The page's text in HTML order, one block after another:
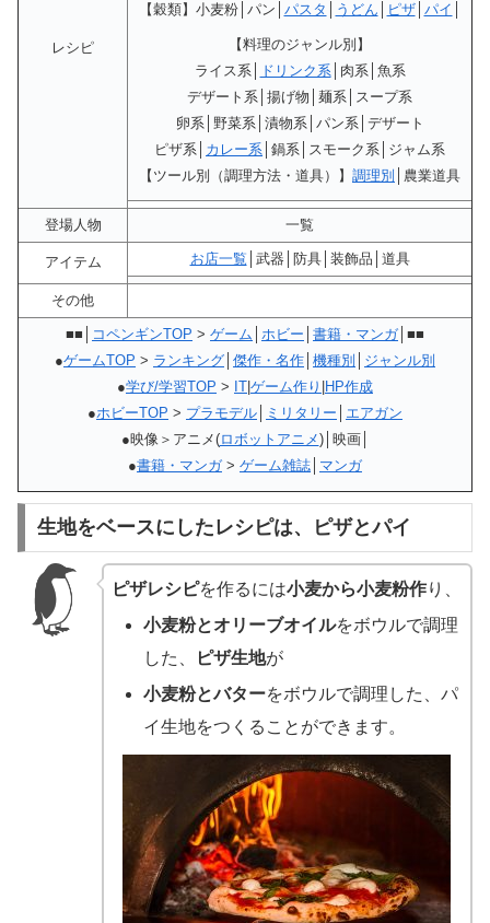
レシピ
【穀類】小麦粉│パン│ パスタ うどん ピザ│ パイ
【料理のジャンル別】
ライス系│
ドリンク系 │肉系│魚系
デザート系│揚げ物│麺系│スープ系
卵系│野菜系│漬物系│パン系│デザート
ピザ系│ カレー系 │鍋系│スモーク系│ジャム系
【ツール別（調理方法・道具）】 調理別 │農業道具
登場人物 一覧
アイテム お店一覧 │武器│防具│装飾品│道具
その他
■■│ コペンギンTOP > ゲーム ホビー 書籍・マンガ│■■
●ゲームTOP > ランキング 傑作・名作 機種別
ジャンル別
●学び/学習TOP > IT ゲーム作り HP作成
●ホビーTOP > プラモデル ミリタリー
エアガン
●映像＞アニメ(ロボットアニメ)│映画│
●書籍・マンガ> ゲーム雑誌 マンガ
生地をベースにしたレシピは、ピザとパイ
ピザレシピを作るには小麦から小麦粉作り、
小麦粉とオリーブオイルをボウルで調理
した、
ピザ生地が
小麦粉とバターをボウルで調理した、パ
イ生地をつくることができます。